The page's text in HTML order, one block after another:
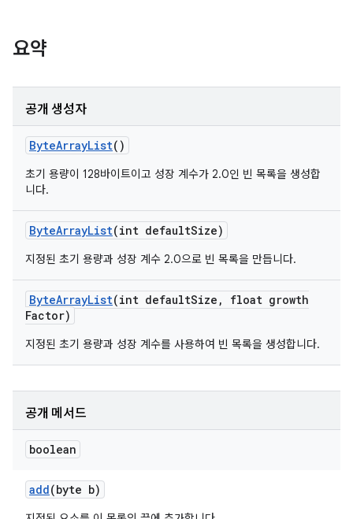
요약
공개 생성자
ByteArrayList()
초기 용량이 128바이트이고 성장 계수가 2.0인 빈 목록을 생성합
니다.
ByteArrayList(int defaultSize)
지정된 초기 용량과 성장 계수 2.0으로 빈 목록을 만듭니다.
ByteArrayList(int defaultSize ,
float growth
Factor)
지정된 초기 용량과 성장 계수를 사용하여 빈 목록을 생성합니다.
공개 메서드
boolean
add(byte b)